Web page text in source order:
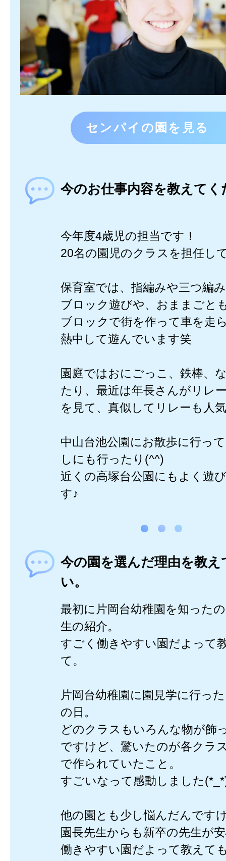
センパイの園を見る
今のお仕事内容を教えてく
今年度4歳児の担当です！
20名の園児のクラスを担任し
保育室では、指編みや三つ編
ブロック遊びや、おままごと
ブロックで街を作って車を走
熱中して遊んでいます笑
園庭ではおにごっこ、鉄棒、
たり、最近は年長さんがリレ
を見て、真似してリレーも人
中山台池公園にお散歩に行っ
しにも行ったり(^^)
近くの高塚台公園にもよく遊
す♪
今の園を選んだ理由を教え
い。
最初に片岡台幼稚園を知った
生の紹介。
すごく働きやすい園だよって
て。
片岡台幼稚園に園見学に行っ
の日。
どのクラスもいろんな物が飾
ですけど、驚いたのが各クラ
で作られていたこと。
すごいなって感動しました
他の園とも少し悩んだんです
園長先生からも新卒の先生が
働きやすい園だよって教えて